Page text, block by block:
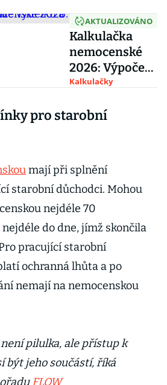
AKTUALIZOVÁNO
Kalkulačka
nemocenské
2026: Výpočet
dávky při
podle výdělku
Kalkulačky
pro starobní
mají při splnění
starobní důchodci. Mohou
nejdéle 70
do dne, jímž skončila
pracující starobní
ochranná lhůta a po
nemají na nemocenskou
pilulka, ale přístup k
být jeho součástí, říká
FLOW